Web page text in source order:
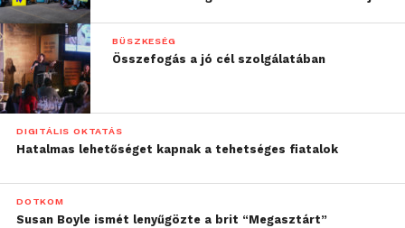
BÜSZKESÉG
Összefogás a jó cél szolgálatában
DIGITÁLIS OKTATÁS
Hatalmas lehetőséget kapnak a tehetséges fiatalok
DOTKOM
Susan Boyle ismét lenyűgözte a brit “Megasztárt”